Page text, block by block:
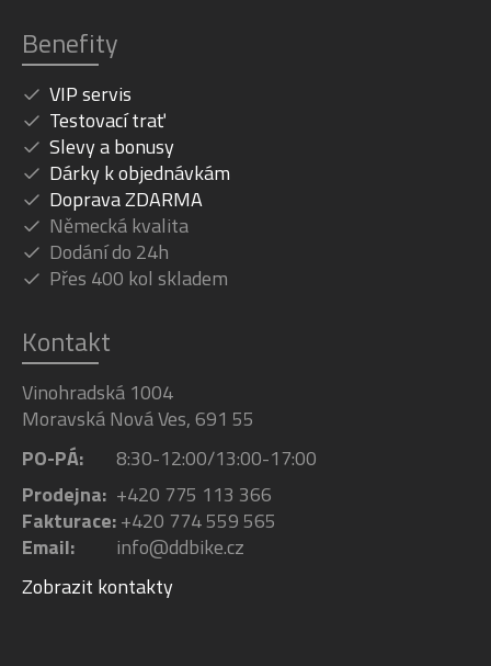
Benefity
VIP servis
Testovací trať
Slevy a bonusy
Dárky k objednávkám
Doprava ZDARMA
Německá kvalita
Dodání do 24h
Přes 400 kol skladem
Kontakt
Vinohradská 1004
Moravská Nová Ves, 691 55
PO-PÁ:
8:30-12:00/13:00-17:00
Prodejna: +420 775 113 366
Fakturace:+420 774 559 565
Email:
info@ddbike.cz
Zobrazit kontakty